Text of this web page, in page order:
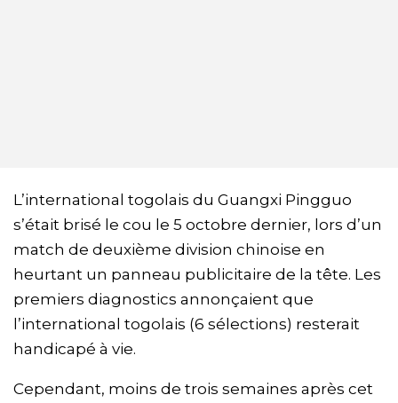
L’international togolais du Guangxi Pingguo
s’était brisé le cou le 5 octobre dernier, lors d’un
match de deuxième division chinoise en
heurtant un panneau publicitaire de la tête. Les
premiers diagnostics annonçaient que
l’international togolais (6 sélections) resterait
handicapé à vie.
Cependant, moins de trois semaines après cet